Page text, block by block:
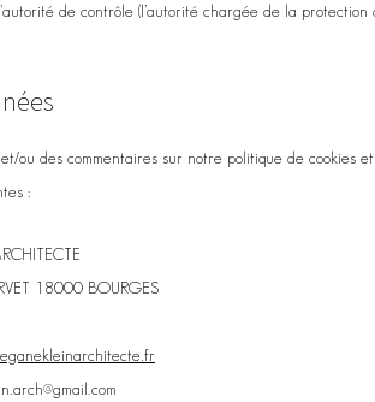
de contrôle (l’autorité chargée de la protection
et/ou des commentaires sur notre politique de
:
18000 BOURGES
gmail.com